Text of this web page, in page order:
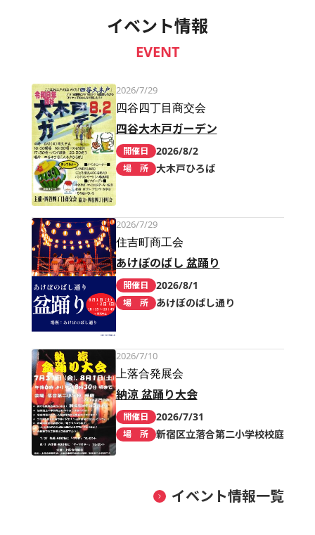
イベント情報
EVENT
2026/7/29
四谷四丁目商交会
四谷大木戸ガーデン
開催日 2026/8/2
場 所 大木戸ひろば
2026/7/29
住吉町商工会
あけぼのばし 盆踊り
開催日 2026/8/1
場 所 あけぼのばし通り
2026/7/10
上落合発展会
納涼 盆踊り大会
開催日 2026/7/31
場 所 新宿区立落合第二小学校校庭
イベント情報一覧